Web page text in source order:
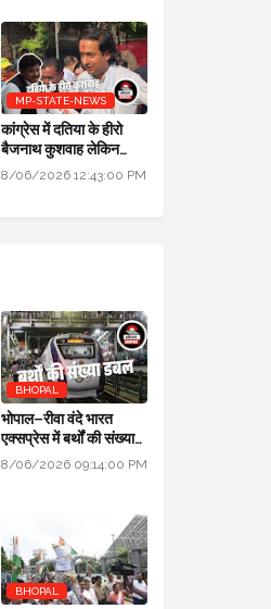
MP-STATE-NEWS
कांग्रेस में दतिया के हीरो
बैजनाथ कुशवाह लेकिन
क्रेडिट जयवर्धन सिंह को
8/06/2026 12:43:00 PM
BHOPAL
भोपाल–रीवा वंदे भारत
एक्सप्रेस में बर्थों की संख्या
डबल से ज्यादा हुई
8/06/2026 09:14:00 PM
BHOPAL